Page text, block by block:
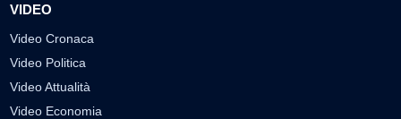
VIDEO
Video Cronaca
Video Politica
Video Attualità
Video Economia